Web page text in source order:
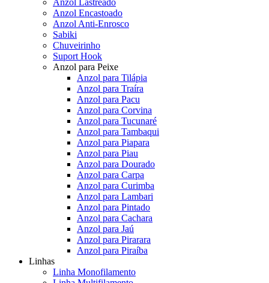
Anzol Lastreado
Anzol Encastoado
Anzol Anti-Enrosco
Sabiki
Chuveirinho
Suport Hook
Anzol para Peixe
Anzol para Tilápia
Anzol para Traíra
Anzol para Pacu
Anzol para Corvina
Anzol para Tucunaré
Anzol para Tambaqui
Anzol para Piapara
Anzol para Piau
Anzol para Dourado
Anzol para Carpa
Anzol para Curimba
Anzol para Lambari
Anzol para Pintado
Anzol para Cachara
Anzol para Jaú
Anzol para Pirarara
Anzol para Piraíba
Linhas
Linha Monofilamento